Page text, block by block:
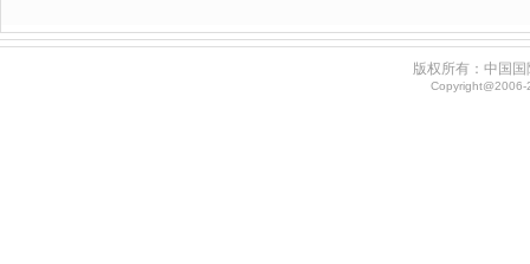
版权所有：中国
Copyright@2006-